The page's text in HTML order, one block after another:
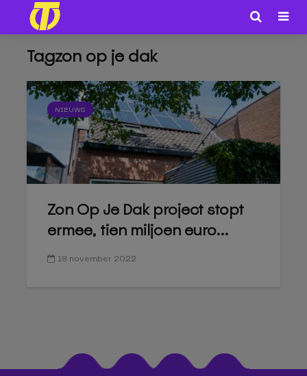
Tagzon op je dak
NIEUWS
Zon Op Je Dak project stopt
ermee, tien miljoen euro...
18 november 2022